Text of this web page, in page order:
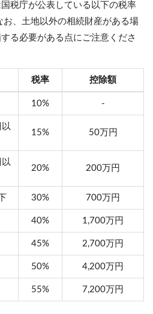
税庁が公表している以下の税率
、土地以外の相続財産がある場
る必要がある点にご注意くださ
税率 控除額
10% -
15% 50万円
20% 200万円
30% 700万円
40% 1,700万円
45% 2,700万円
50% 4,200万円
55% 7,200万円